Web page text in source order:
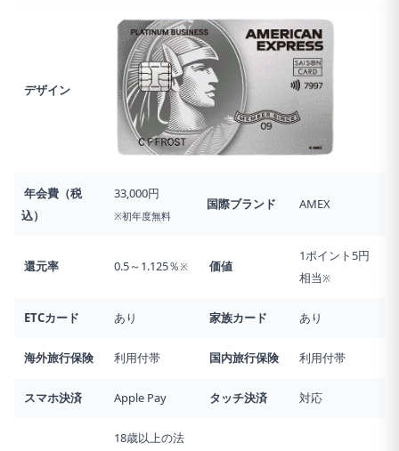
デザイン
年会費（税
込）
33,000円
※初年度無料
国際ブランド AMEX
還元率 0.5～1.125％※ 価値
1ポイント5円
相当※
ETCカード あり 家族カード あり
海外旅行保険 利用付帯 国内旅行保険 利用付帯
スマホ決済 Apple Pay タッチ決済 対応
18歳以上の法